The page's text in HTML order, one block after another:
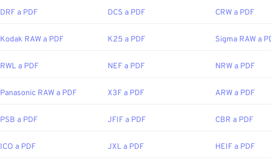
DRF a PDF DCS a PDF CRW a PDF
Kodak RAW a PDF K25 a PDF Sigma RAW a
RWL a PDF NEF a PDF NRW a PDF
Panasonic RAW a PDF X3F a PDF ARW a PDF
PSB a PDF JFIF a PDF CBR a PDF
ICO a PDF JXL a PDF HEIF a PDF